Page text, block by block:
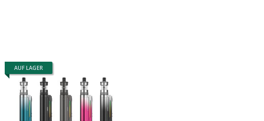
AUF LAGER